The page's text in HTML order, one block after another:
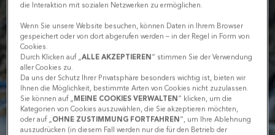
die Interaktion mit sozialen Netzwerken zu ermöglichen.
Wenn Sie unsere Website besuchen, können Daten in Ihrem Browser
gespeichert oder von dort abgerufen werden – in der Regel in Form von
Cookies.
Durch Klicken auf „ALLE AKZEPTIEREN“ stimmen Sie der Verwendung
aller Cookies zu.
Da uns der Schutz Ihrer Privatsphäre besonders wichtig ist, bieten wir
Ihnen die Möglichkeit, bestimmte Arten von Cookies nicht zuzulassen.
Sie können auf „MEINE COOKIES VERWALTEN“ klicken, um die
Kategorien von Cookies auszuwählen, die Sie akzeptieren möchten,
oder auf „OHNE ZUSTIMMUNG FORTFAHREN“, um Ihre Ablehnung
auszudrücken (in diesem Fall werden nur die für den Betrieb der